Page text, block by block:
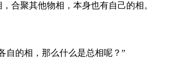
聚其他物相，本身也有自己的相。
的相，那么什么是总相呢？”